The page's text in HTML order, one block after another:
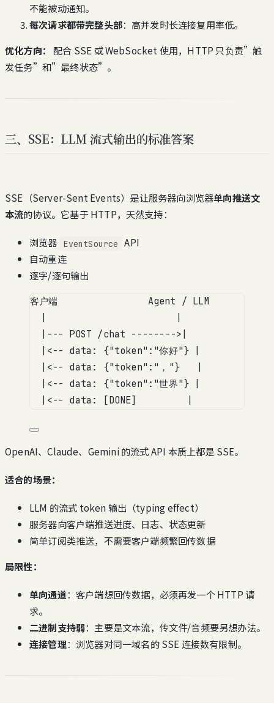
不能被动通知。
每次请求都带完整头部：高并发时长连接复用率低。
优化方向： 配合 SSE 或 WebSocket 使用，HTTP 只负责”触
发任务”和”最终状态”。
三、SSE：LLM 流式输出的标准答案
SSE（Server-Sent Events）是让服务器向浏览器单向推送文
本流的协议。它基于 HTTP，天然支持：
浏览器 EventSource
API
自动重连
逐字/逐句输出
客户端                Agent / LLM
|--- POST /chat -------->|
|<-- data: {"token":"你好"} |
|<-- data: {"token":"，"}   |
|<-- data: {"token":"世界"} |
|<-- data: [DONE]         |
OpenAI、Claude、Gemini 的流式 API 本质上都是 SSE。
适合的场景：
LLM 的流式 token 输出（typing effect）
服务器向客户端推送进度、日志、状态更新
简单订阅类推送，不需要客户端频繁回传数据
局限性：
单向通道：客户端想回传数据，必须再发一个 HTTP 请
求。
二进制支持弱：主要是文本流，传文件/音频要另想办法。
连接管理：浏览器对同一域名的 SSE 连接数有限制。